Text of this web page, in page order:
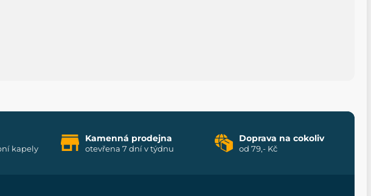
kapely
Kamenná prodejna
otevřena 7 dní v týdnu
Doprava na cokoliv
od 79,- Kč